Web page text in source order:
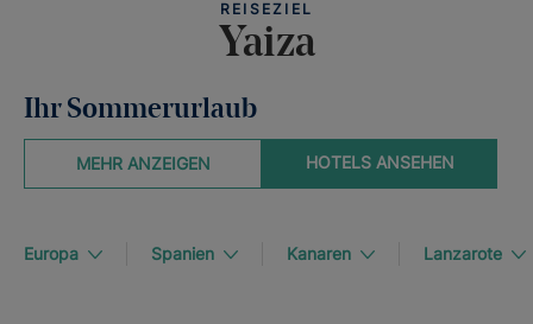
REISEZIEL
Yaiza
Ihr Sommerurlaub
HOTELS ANSEHEN
MEHR ANZEIGEN
Europa Spanien Kanaren Lanzarote